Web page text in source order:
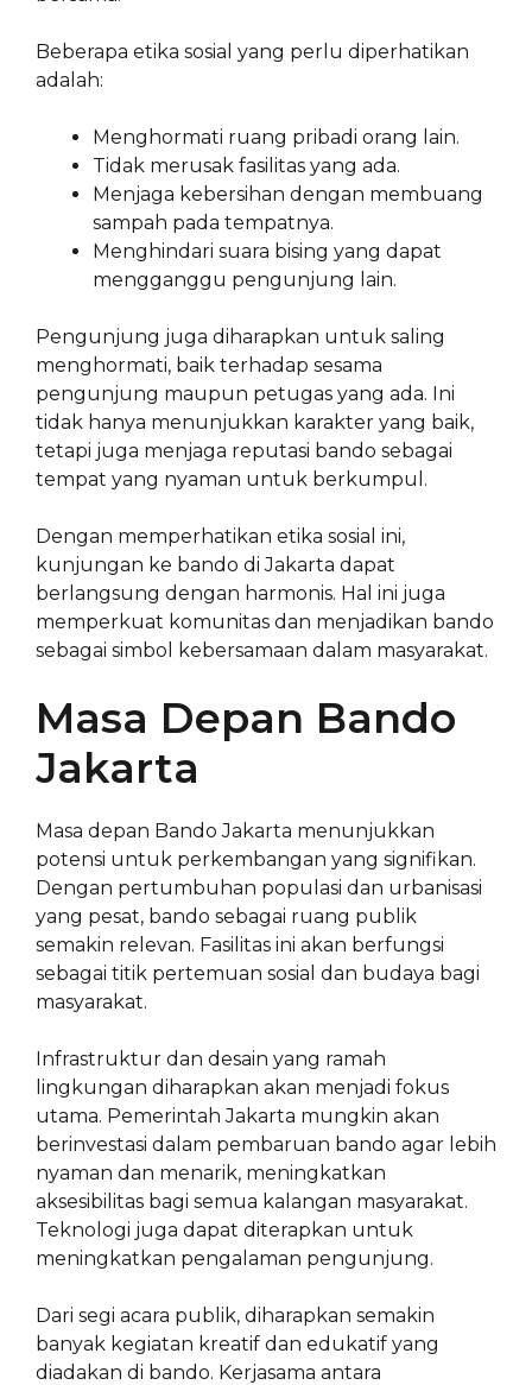
Beberapa etika sosial yang perlu diperhatikan
adalah:
Menghormati ruang pribadi orang lain.
Tidak merusak fasilitas yang ada.
Menjaga kebersihan dengan membuang
sampah pada tempatnya.
Menghindari suara bising yang dapat
mengganggu pengunjung lain.
Pengunjung juga diharapkan untuk saling
menghormati, baik terhadap sesama
pengunjung maupun petugas yang ada. Ini
tidak hanya menunjukkan karakter yang baik,
tetapi juga menjaga reputasi bando sebagai
tempat yang nyaman untuk berkumpul.
Dengan memperhatikan etika sosial ini,
kunjungan ke bando di Jakarta dapat
berlangsung dengan harmonis. Hal ini juga
memperkuat komunitas dan menjadikan bando
sebagai simbol kebersamaan dalam masyarakat.
Masa Depan Bando
Jakarta
Masa depan Bando Jakarta menunjukkan
potensi untuk perkembangan yang signifikan.
Dengan pertumbuhan populasi dan urbanisasi
yang pesat, bando sebagai ruang publik
semakin relevan. Fasilitas ini akan berfungsi
sebagai titik pertemuan sosial dan budaya bagi
masyarakat.
Infrastruktur dan desain yang ramah
lingkungan diharapkan akan menjadi fokus
utama. Pemerintah Jakarta mungkin akan
berinvestasi dalam pembaruan bando agar lebih
nyaman dan menarik, meningkatkan
aksesibilitas bagi semua kalangan masyarakat.
Teknologi juga dapat diterapkan untuk
meningkatkan pengalaman pengunjung.
Dari segi acara publik, diharapkan semakin
banyak kegiatan kreatif dan edukatif yang
diadakan di bando. Kerjasama antara